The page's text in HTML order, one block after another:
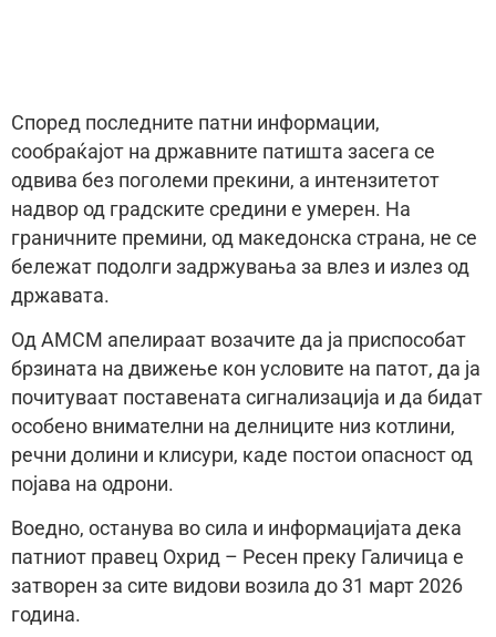
Според последните патни информации,
сообраќајот на државните патишта засега се
одвива без поголеми прекини, а интензитетот
надвор од градските средини е умерен. На
граничните премини, од македонска страна, не се
бележат подолги задржувања за влез и излез од
државата.
Од АМСМ апелираат возачите да ја приспособат
брзината на движење кон условите на патот, да ја
почитуваат поставената сигнализација и да бидат
особено внимателни на делниците низ котлини,
речни долини и клисури, каде постои опасност од
појава на одрони.
Воедно, останува во сила и информацијата дека
патниот правец Охрид – Ресен преку Галичица е
затворен за сите видови возила до 31 март 2026
година.